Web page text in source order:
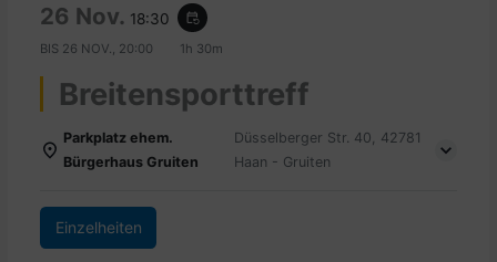
26 Nov. 18:30 event_repeat
BIS 26 NOV., 20:00 1h 30m
Breitensporttreff
Parkplatz ehem.
Bürgerhaus Gruiten
Düsselberger Str. 40, 42781
Haan - Gruiten
Einzelheiten